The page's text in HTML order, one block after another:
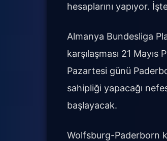
hesaplarını yapıyor.
Almanya Bundesliga
karşılaşması 21
Pazartesi günü
sahipliği yapacağı
başlayacak.
Wolfsburg-Paderborn